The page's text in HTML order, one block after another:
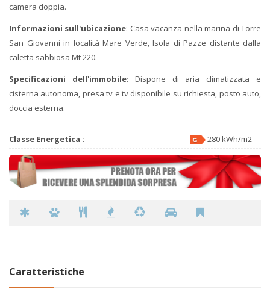
camera doppia.
Informazioni sull'ubicazione: Casa vacanza nella marina di Torre
San Giovanni in località Mare Verde, Isola di Pazze distante dalla
caletta sabbiosa Mt 220.
Specificazioni dell'immobile: Dispone di aria climatizzata e
cisterna autonoma, presa tv e tv disponibile su richiesta, posto auto,
doccia esterna.
Classe Energetica : 280 kWh/m2
Caratteristiche